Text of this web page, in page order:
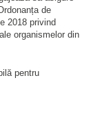
de
2018 privind
organismelor din
pentru